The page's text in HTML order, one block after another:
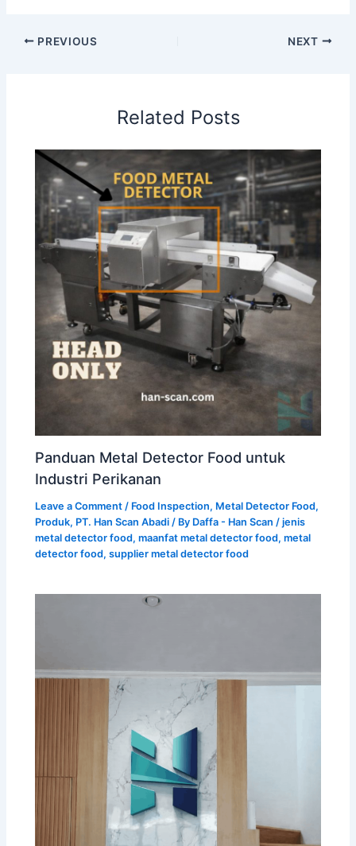
PREVIOUS NEXT
Related Posts
Panduan Metal Detector Food untuk
Industri Perikanan
Leave a Comment / Food Inspection, Metal Detector Food,
Produk, PT. Han Scan Abadi / By Daffa - Han Scan/jenis
metal detector food,maanfat metal detector food,metal
detector food,supplier metal detector food